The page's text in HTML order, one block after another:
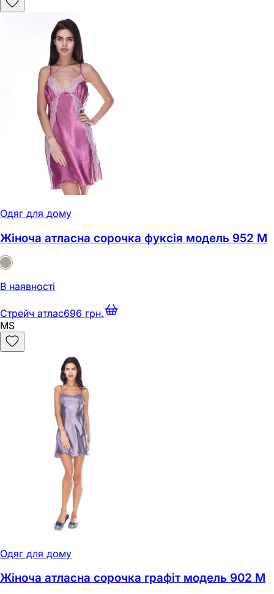
Одяг для дому
Жіноча атласна сорочка фуксія модель 952 M
В наявності
Стрейч атлас696 грн.
MS
Одяг для дому
Жіноча атласна сорочка графіт модель 902 M